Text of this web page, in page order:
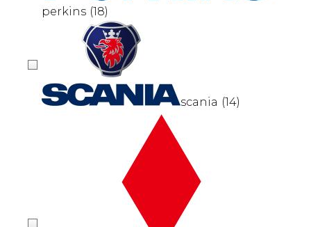
perkins (18)
scania (14)